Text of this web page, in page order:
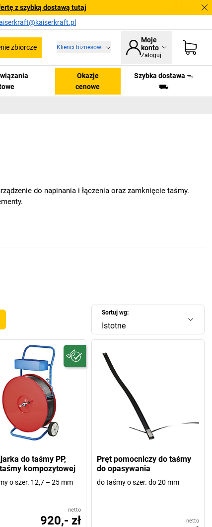
z szybką dostawą tutaj
zbiorcze Klienci biznesowi
Moje
konto
Zaloguj
Okazje
cenowe
Szybka dostawa ᯓ
⛟
do napinania i łączenia oraz zamknięcie taśmy.
Sortuj wg:
Istotne
do taśmy PP,
taśmy kompozytowej
o szer. 12,7 – 25 mm
netto
920,- zł
Pręt pomocniczy do taśmy
do opasywania
do taśmy o szer. do 20 mm
netto